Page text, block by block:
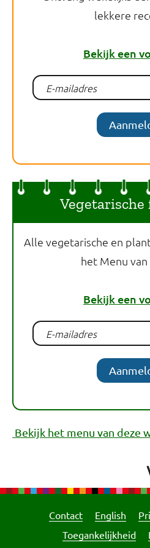
lekkere
Bekijk een
Alle vegetarische en
het Menu van
Bekijk een
Bekijk het menu van deze
Contact English
Toegankelijkheid